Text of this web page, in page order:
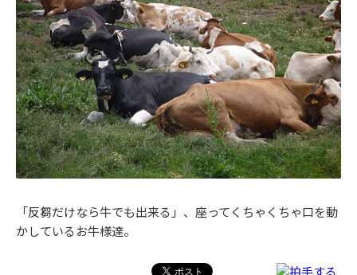
「反芻だけなら牛でも出来る」、座ってくちゃくちゃ口を動
かしているお牛様達。